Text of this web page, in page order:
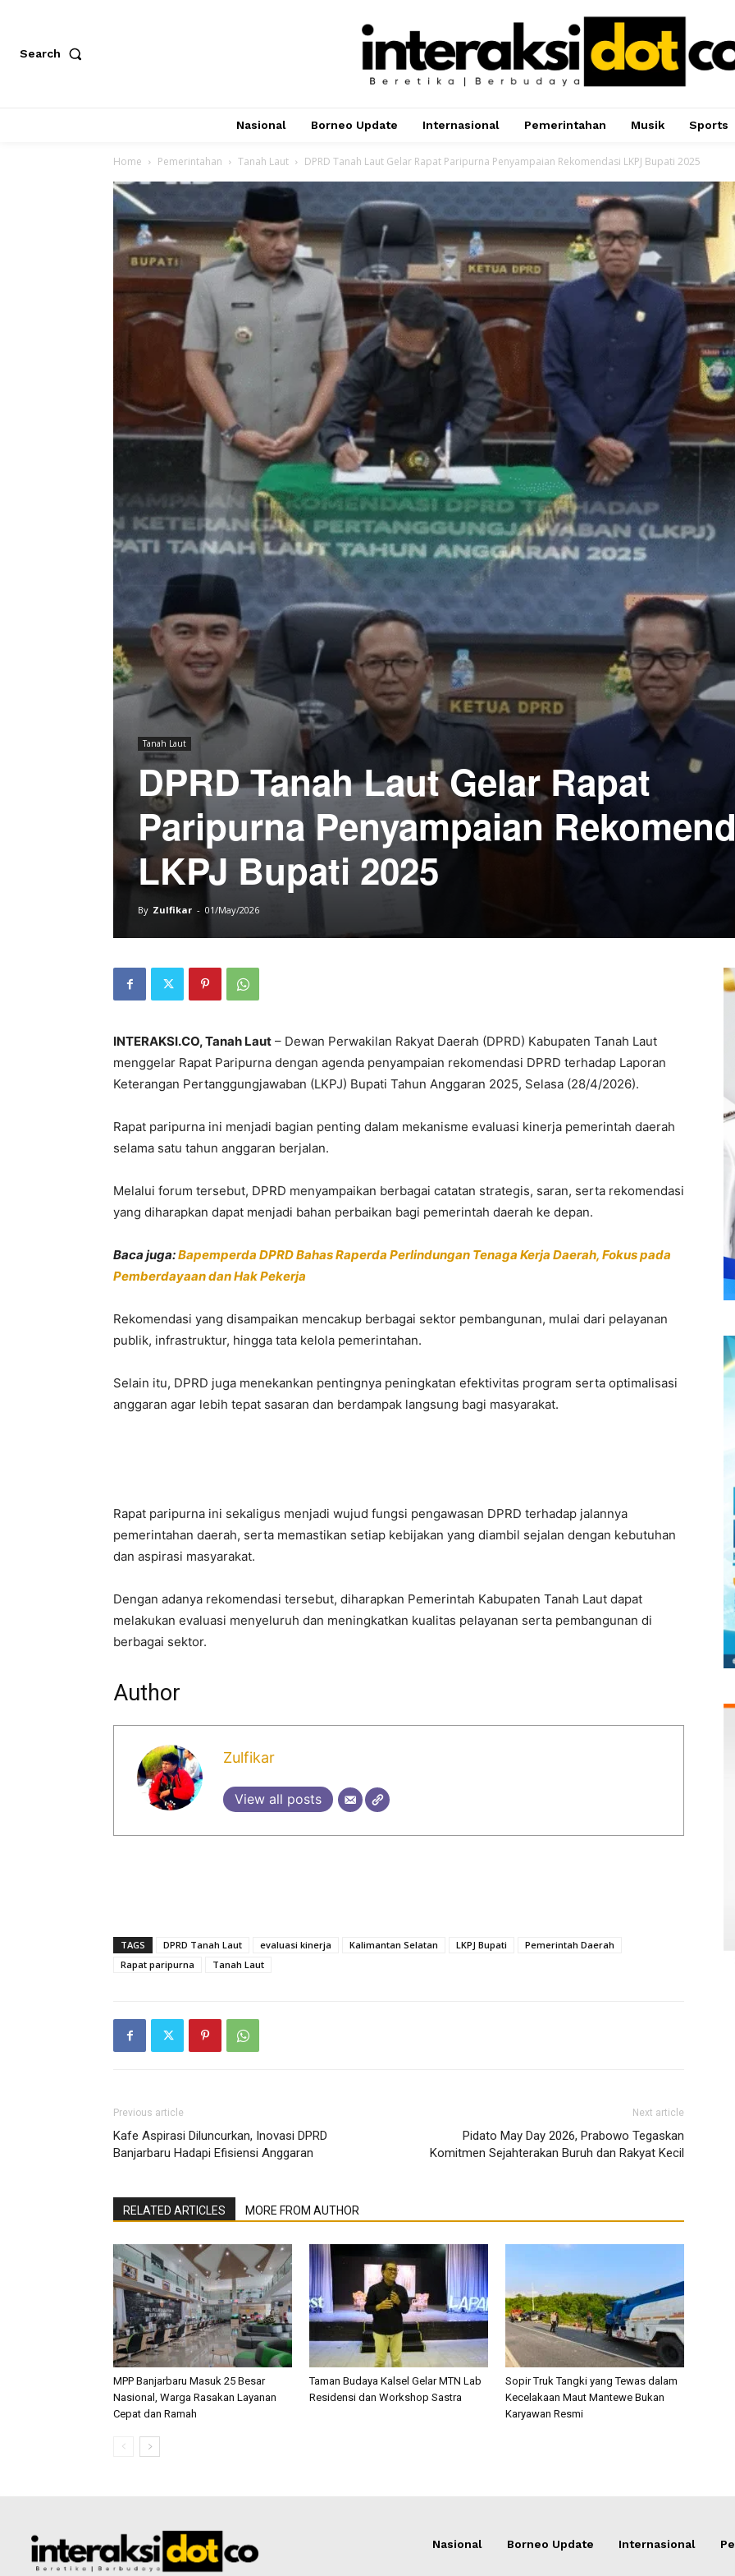
Search
Nasional Borneo Update Internasional Pemerintahan Musik Sports
Home Pemerintahan Tanah Laut DPRD Tanah Laut Gelar Rapat Paripurna Penyampaian Rekomendasi LKPJ Bupati 2025
Tanah Laut
DPRD Tanah Laut Gelar Rapat
Paripurna Penyampaian
LKPJ Bupati 2025
By Zulfikar - 01/May/2026
INTERAKSI.CO, Tanah Laut – Dewan Perwakilan Rakyat Daerah (DPRD) Kabupaten Tanah Laut
menggelar Rapat Paripurna dengan agenda penyampaian rekomendasi DPRD terhadap Laporan
Keterangan Pertanggungjawaban (LKPJ) Bupati Tahun Anggaran 2025, Selasa (28/4/2026).
Rapat paripurna ini menjadi bagian penting dalam mekanisme evaluasi kinerja pemerintah daerah
selama satu tahun anggaran berjalan.
Melalui forum tersebut, DPRD menyampaikan berbagai catatan strategis, saran, serta rekomendasi
yang diharapkan dapat menjadi bahan perbaikan bagi pemerintah daerah ke depan.
Baca juga:Bapemperda DPRD Bahas Raperda Perlindungan Tenaga Kerja Daerah, Fokus pada
Pemberdayaan dan Hak Pekerja
Rekomendasi yang disampaikan mencakup berbagai sektor pembangunan, mulai dari pelayanan
publik, infrastruktur, hingga tata kelola pemerintahan.
Selain itu, DPRD juga menekankan pentingnya peningkatan efektivitas program serta optimalisasi
anggaran agar lebih tepat sasaran dan berdampak langsung bagi masyarakat.
Rapat paripurna ini sekaligus menjadi wujud fungsi pengawasan DPRD terhadap jalannya
pemerintahan daerah, serta memastikan setiap kebijakan yang diambil sejalan dengan kebutuhan
dan aspirasi masyarakat.
Dengan adanya rekomendasi tersebut, diharapkan Pemerintah Kabupaten Tanah Laut dapat
melakukan evaluasi menyeluruh dan meningkatkan kualitas pelayanan serta pembangunan di
berbagai sektor.
Author
Zulfikar
View all posts
TAGS DPRD Tanah Laut evaluasi kinerja Kalimantan Selatan LKPJ Bupati
Pemerintah Daerah
Rapat paripurna
Tanah Laut
Previous article
Kafe Aspirasi Diluncurkan, Inovasi DPRD
Banjarbaru Hadapi Efisiensi Anggaran
Next article
Pidato May Day 2026, Prabowo Tegaskan
Komitmen Sejahterakan Buruh dan Rakyat Kecil
RELATED ARTICLES MORE FROM AUTHOR
MPP Banjarbaru Masuk 25 Besar
Nasional, Warga Rasakan Layanan
Cepat dan Ramah
Taman Budaya Kalsel Gelar MTN Lab
Residensi dan Workshop Sastra
Sopir Truk Tangki yang Tewas dalam
Kecelakaan Maut Mantewe Bukan
Karyawan Resmi
Nasional Borneo Update Internasional